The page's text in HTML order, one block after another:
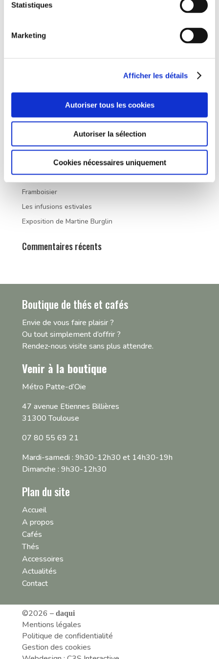
Statistiques
Marketing
Afficher les détails
Autoriser tous les cookies
Autoriser la sélection
Cookies nécessaires uniquement
Enregistrer mon nom, mon e-mail et mon site dans le
Articles récents
Nos prochains Ateliers Découverte (mars – juin 2026)
Framboisier
Les infusions estivales
Exposition de Martine Burglin
Commentaires récents
Boutique de thés et cafés
Envie de vous faire plaisir ?
Ou tout simplement d’offrir ?
Rendez-nous visite sans plus attendre.
Venir à la boutique
Métro Patte-d’Oie
47 avenue Etiennes Billières
31300 Toulouse
07 80 55 69 21
Mardi-samedi : 9h30-12h30 et 14h30-19h
Dimanche : 9h30-12h30
Plan du site
Accueil
A propos
Cafés
Thés
Accessoires
Actualités
Contact
©2026 – daqui
Mentions légales
Politique de confidentialité
Gestion des cookies